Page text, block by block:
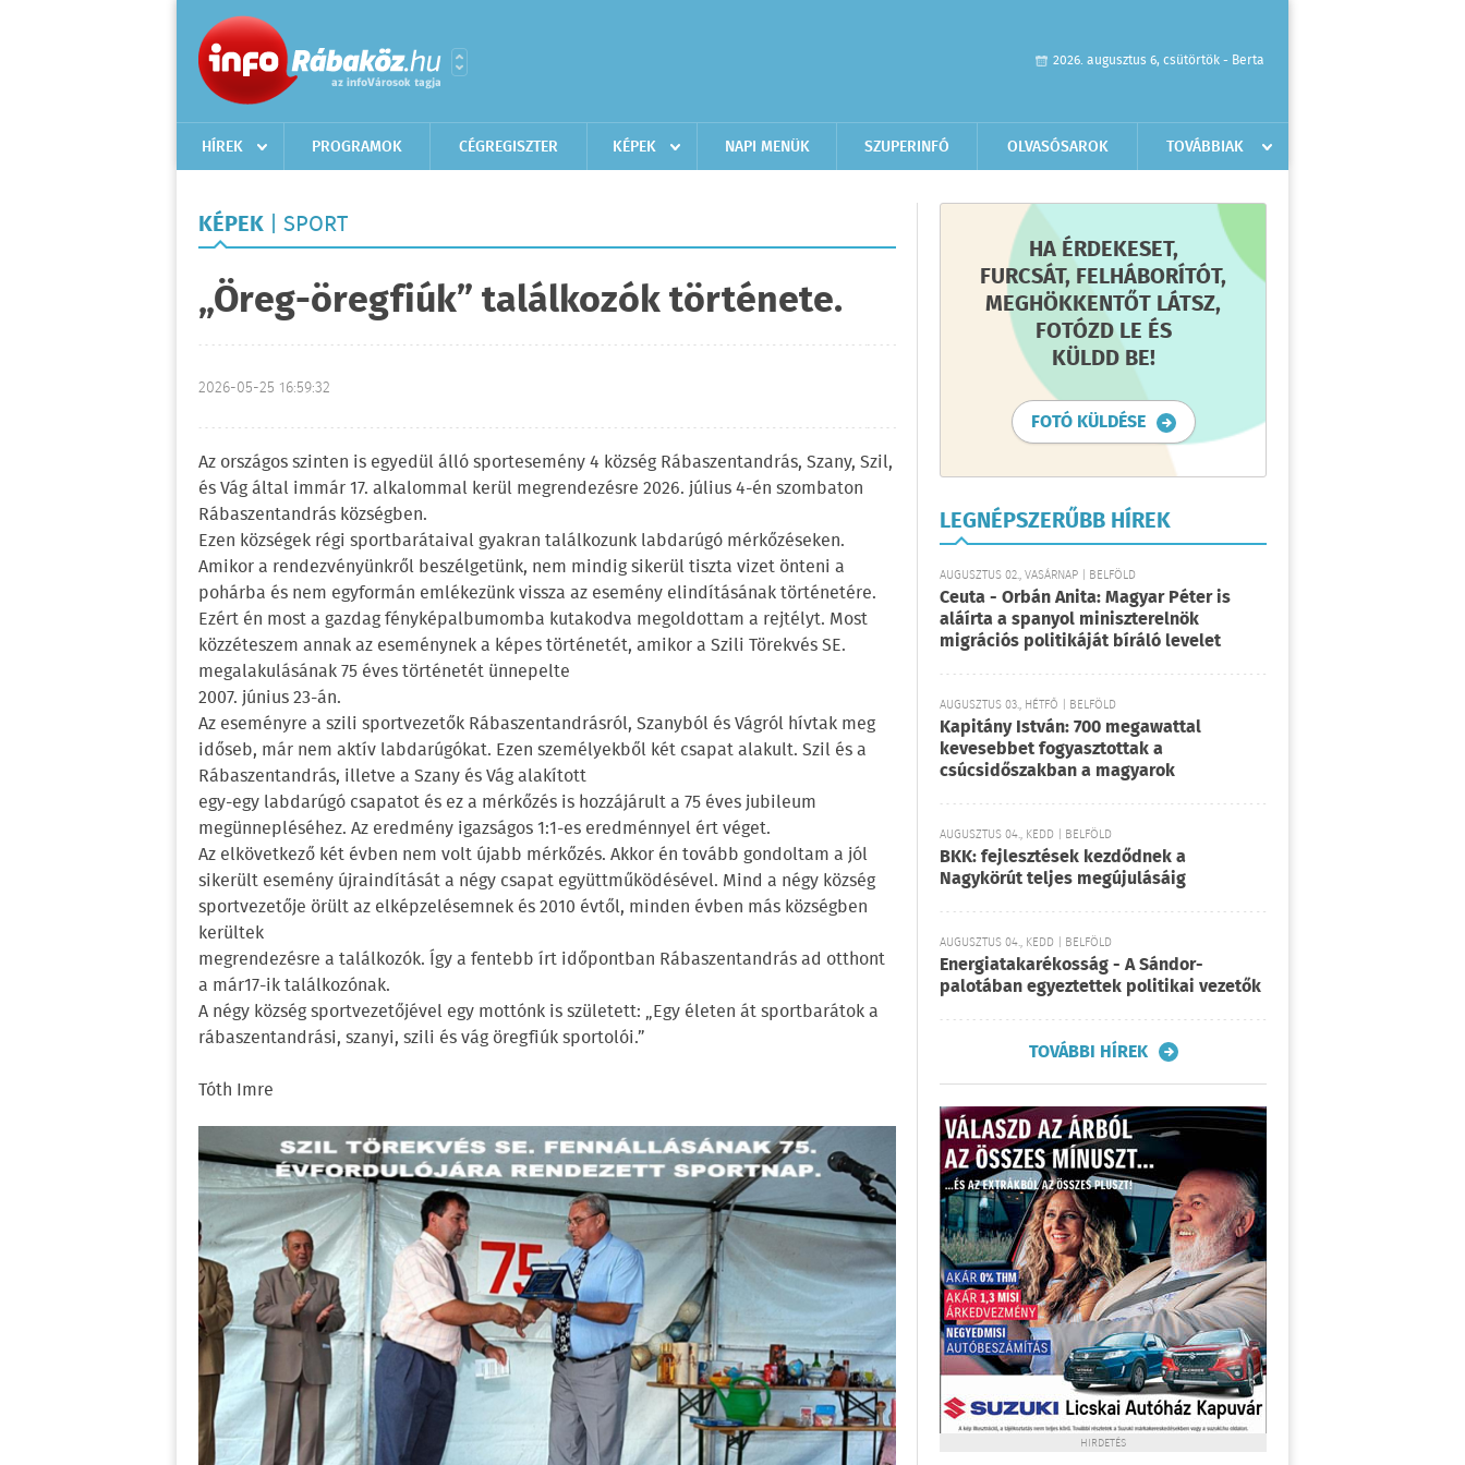
2026. augusztus 6, csütörtök - Berta
HÍREK PROGRAMOK CÉGREGISZTER KÉPEK NAPI MENÜK SZUPERINFÓ OLVASÓSAROK TOVÁBBIAK
KÉPEK | SPORT
„Öreg-öregfiúk” találkozók története.
2026-05-25 16:59:32
Az országos szinten is egyedül álló sportesemény 4 község Rábaszentandrás, Szany, Szil,
és Vág által immár 17. alkalommal kerül megrendezésre 2026. július 4-én szombaton
Rábaszentandrás községben.
Ezen községek régi sportbarátaival gyakran találkozunk labdarúgó mérkőzéseken.
Amikor a rendezvényünkről beszélgetünk, nem mindig sikerül tiszta vizet önteni a
pohárba és nem egyformán emlékezünk vissza az esemény elindításának történetére.
Ezért én most a gazdag fényképalbumomba kutakodva megoldottam a rejtélyt. Most
közzéteszem annak az eseménynek a képes történetét, amikor a Szili Törekvés SE.
megalakulásának 75 éves történetét ünnepelte
2007. június 23-án.
Az eseményre a szili sportvezetők Rábaszentandrásról, Szanyból és Vágról hívtak meg
időseb, már nem aktív labdarúgókat. Ezen személyekből két csapat alakult. Szil és a
Rábaszentandrás, illetve a Szany és Vág alakított
egy-egy labdarúgó csapatot és ez a mérkőzés is hozzájárult a 75 éves jubileum
megünnepléséhez. Az eredmény igazságos 1:1-es eredménnyel ért véget.
Az elkövetkező két évben nem volt újabb mérkőzés. Akkor én tovább gondoltam a jól
sikerült esemény újraindítását a négy csapat együttműködésével. Mind a négy község
sportvezetője örült az elképzelésemnek és 2010 évtől, minden évben más községben
kerültek
megrendezésre a találkozók. Így a fentebb írt időpontban Rábaszentandrás ad otthont
a már17-ik találkozónak.
A négy község sportvezetőjével egy mottónk is született: „Egy életen át sportbarátok a
rábaszentandrási, szanyi, szili és vág öregfiúk sportolói.”
Tóth Imre
HA ÉRDEKESET,
FURCSÁT, FELHÁBORÍTÓT,
MEGHÖKKENTŐT LÁTSZ,
FOTÓZD LE ÉS
KÜLDD BE!
FOTÓ KÜLDÉSE
LEGNÉPSZERŰBB HÍREK
AUGUSZTUS 02., VASÁRNAP | BELFÖLD
Ceuta - Orbán Anita: Magyar Péter is
aláírta a spanyol miniszterelnök
migrációs politikáját bíráló levelet
AUGUSZTUS 03., HÉTFŐ | BELFÖLD
Kapitány István: 700 megawattal
kevesebbet fogyasztottak a
csúcsidőszakban a magyarok
AUGUSZTUS 04., KEDD | BELFÖLD
BKK: fejlesztések kezdődnek a
Nagykörút teljes megújulásáig
AUGUSZTUS 04., KEDD | BELFÖLD
Energiatakarékosság - A Sándor-
palotában egyeztettek politikai vezetők
TOVÁBBI HÍREK
HIRDETÉS